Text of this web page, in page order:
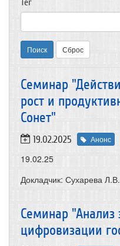
Тег
Поиск Сброс
Семинар
рост и
Сонет"
19.02.2025 Анонс
19.02.25
Докладчик: Сухарева
Семинар "Анализ
цифровизации